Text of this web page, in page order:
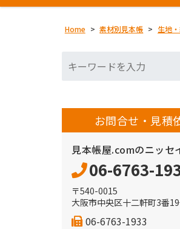
Home > 素材別見本帳 > 生地
お問合せ・見積
見本帳屋.comのニッセ
06-6763-
〒540-0015
大阪市中央区十二軒町3番
06-6763-1933